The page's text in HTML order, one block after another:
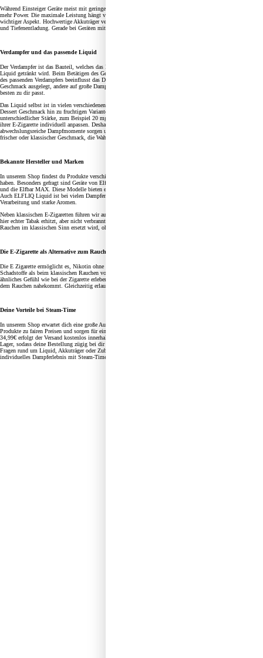
Während Einsteiger Geräte meist mit geringer Kraft arbeiten, bieten leistungsstarke Mod Akkuträger deutlich
mehr Power. Die maximale Leistung hängt vom Gerät und von den verwendeten Akkus ab. Sicherheit ist ein
wichtiger Aspekt. Hochwertige Akkuträger verfügen über Schutzmechanismen gegen Kurzschluss, Überhitzung
und Tiefenentladung. Gerade bei Geräten mit hoher Ausgangsleistung ist das entscheidend.
Verdampfer und das passende Liquid
Der Verdampfer ist das Bauteil, welches das Liquid erhitzt. Er enthält eine Heizwendel und Watte, die mit
Liquid getränkt wird. Beim Betätigen des Geräts wird das Liquid verdampft und als Dampf inhaliert. Die Wahl
des passenden Verdampfers beeinflusst das Dampferlebnis stark. Manche Modelle sind auf intensiven
Geschmack ausgelegt, andere auf große Dampfmengen. Je nach Vorliebe kannst du hier selbst wählen, was am
besten zu dir passt.
Das Liquid selbst ist in vielen verschiedenen Aromen erhältlich. Von klassischen Tabaksorten über süßen
Dessert Geschmack hin zu fruchtigen Varianten ist alles dabei. E-Liquids enthalten je nach Variante Nikotin in
unterschiedlicher Stärke, zum Beispiel 20 mg für ein starkes Zuggefühl. Viele Dampfer möchten das Aroma
ihrer E-Zigarette individuell anpassen. Deshalb gibt es eine große Auswahl an Aromen, die für
abwechslungsreiche Dampfmomente sorgen und die sogar miteinander kombiniert werden können. Ob süßer,
frischer oder klassischer Geschmack, die Wahl liegt bei dir.
Bekannte Hersteller und Marken
In unserem Shop findest du Produkte verschiedenster Hersteller, die sich in der Welt der E-Zigaretten etabliert
haben. Besonders gefragt sind Geräte von Elfbar, darunter die Elfbar 800, ELFA, ELFA Master, ELFA Turbo
und die Elfbar MAX. Diese Modelle bieten einfache Handhabung, zuverlässige Leistung und intensives Aroma.
Auch ELFLIQ Liquid ist bei vielen Dampfern sehr beliebt. Die Liquids überzeugen durch hochwertige
Verarbeitung und starke Aromen.
Neben klassischen E-Zigaretten führen wir auch IQOS Produkte. IQOS funktioniert anders als eine Vape, da
hier echter Tabak erhitzt, aber nicht verbrannt wird. Für viele ist IQOS eine Alternative zur Zigarette, da das
Rauchen im klassischen Sinn ersetzt wird, ohne dass Liquid verwendet wird.
Die E-Zigarette als Alternative zum Rauchen
Die E Zigarette ermöglicht es, Nikotin ohne Verbrennung zu konsumieren. Dadurch entstehen weniger
Schadstoffe als beim klassischen Rauchen von Tabak. Gerade beim Umstieg möchten viele Dampfer ein
ähnliches Gefühl wie bei der Zigarette erleben. Geräte mit 20 mg Nikotin bieten ein starkes Zugverhalten, das
dem Rauchen nahekommt. Gleichzeitig erlaubt das Dampfen eine schrittweise Reduzierung des Nikotingehalts.
Deine Vorteile bei Steam-Time
In unserem Shop erwartet dich eine große Auswahl an E-Zigaretten und Zubehör. Wir bieten hochwertige
Produkte zu fairen Preisen und sorgen für eine schnelle Bestellung und Lieferung. Ab einem Bestellwert von
34,99€ erfolgt der Versand kostenlos innerhalb von Deutschland. Lagernde Produkte verlassen sofort unser
Lager, sodass deine Bestellung zügig bei dir ankommt. Unser kompetenter Kundenservice unterstützt dich bei
Fragen rund um Liquid, Akkuträger oder Zubehör. Entdecke jetzt die Welt der E-Zigaretten und genieße dein
individuelles Dampferlebnis mit Steam-Time.